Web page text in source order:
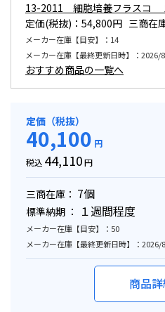
13-2011 細胞培養フラスコ
定価(税抜)：54,800円 三商在
メーカー在庫【目安】：14
メーカー在庫【最終更新日時】：2026/
おすすめ商品の一覧へ
定価（税抜）
40,100 円
税込 44,110円
三商在庫： 7個
標準納期 ： １週間程度
メーカー在庫【目安】：50
メーカー在庫【最終更新日時】：2026/
商品